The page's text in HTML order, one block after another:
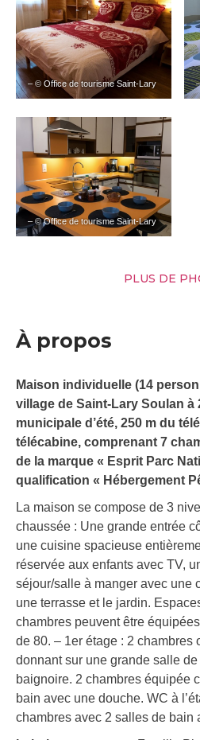
– © Office de tourisme Saint-Lary
– © Office de tourisme Saint-Lary
PLUS DE
À propos
Maison individuelle (14
village de Saint-Lary Soulan à
municipale d’été, 250 m du
télécabine, comprenant 7
de la marque « Esprit Parc
qualification « Hébergement
La maison se compose de 3
chaussée : Une grande entrée
une cuisine spacieuse
réservée aux enfants avec TV,
séjour/salle à manger avec une
une terrasse et le jardin.
chambres peuvent être
de 80. – 1er étage : 2 chambres
donnant sur une grande salle
baignoire. 2 chambres équipée
bain avec une douche. WC à
chambres avec 2 salles de bain